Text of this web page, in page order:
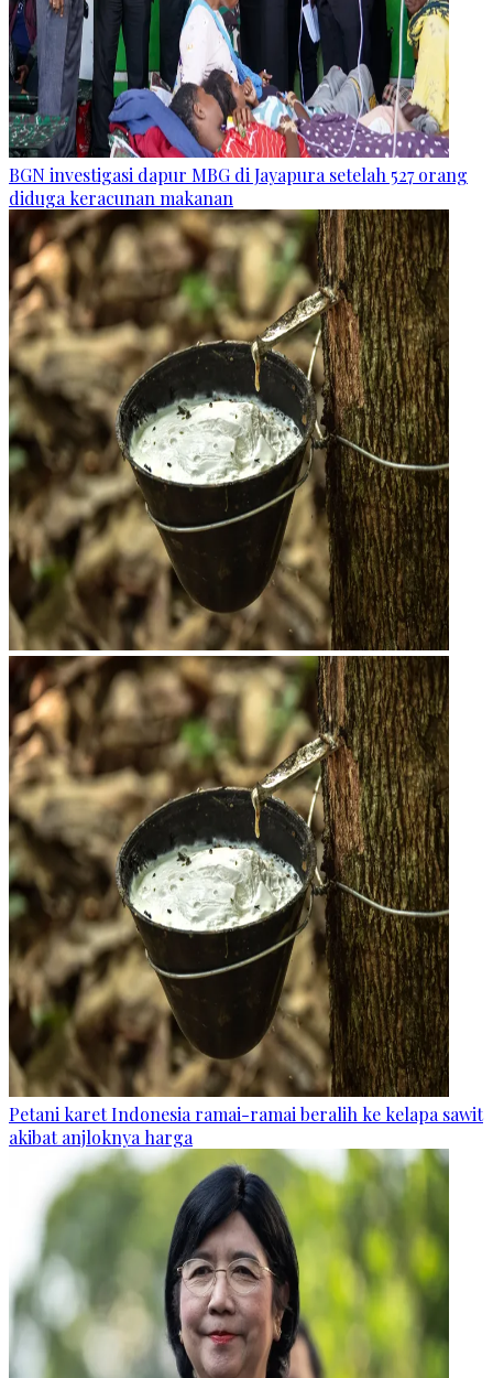
BGN investigasi dapur MBG di Jayapura setelah 527 orang
diduga keracunan makanan
Petani karet Indonesia ramai-ramai beralih ke kelapa sawit
akibat anjloknya harga